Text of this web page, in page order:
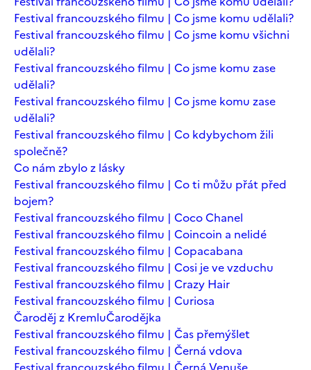
Festival francouzského filmu | Co jsme komu udělali?
Festival francouzského filmu | Co jsme komu všichni
udělali?
Festival francouzského filmu | Co jsme komu zase
udělali?
Festival francouzského filmu | Co jsme komu zase
udělali?
Festival francouzského filmu | Co kdybychom žili
společně?
Co nám zbylo z lásky
Festival francouzského filmu | Co ti můžu přát před
bojem?
Festival francouzského filmu | Coco Chanel
Festival francouzského filmu | Coincoin a nelidé
Festival francouzského filmu | Copacabana
Festival francouzského filmu | Cosi je ve vzduchu
Festival francouzského filmu | Crazy Hair
Festival francouzského filmu | Curiosa
Čaroděj z KremluČarodějka
Festival francouzského filmu | Čas přemýšlet
Festival francouzského filmu | Černá vdova